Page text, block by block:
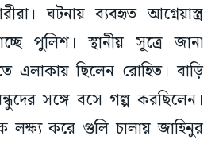
ঘটনায় ব্যবহৃত আগ্নেয়াস্ত্র
পুলিশ। স্থানীয় সূত্রে জানা
এলাকায় ছিলেন রোহিত। বাড়ি
সঙ্গে বসে গল্প করছিলেন।
লক্ষ্য করে গুলি চালায় জাহিনুর